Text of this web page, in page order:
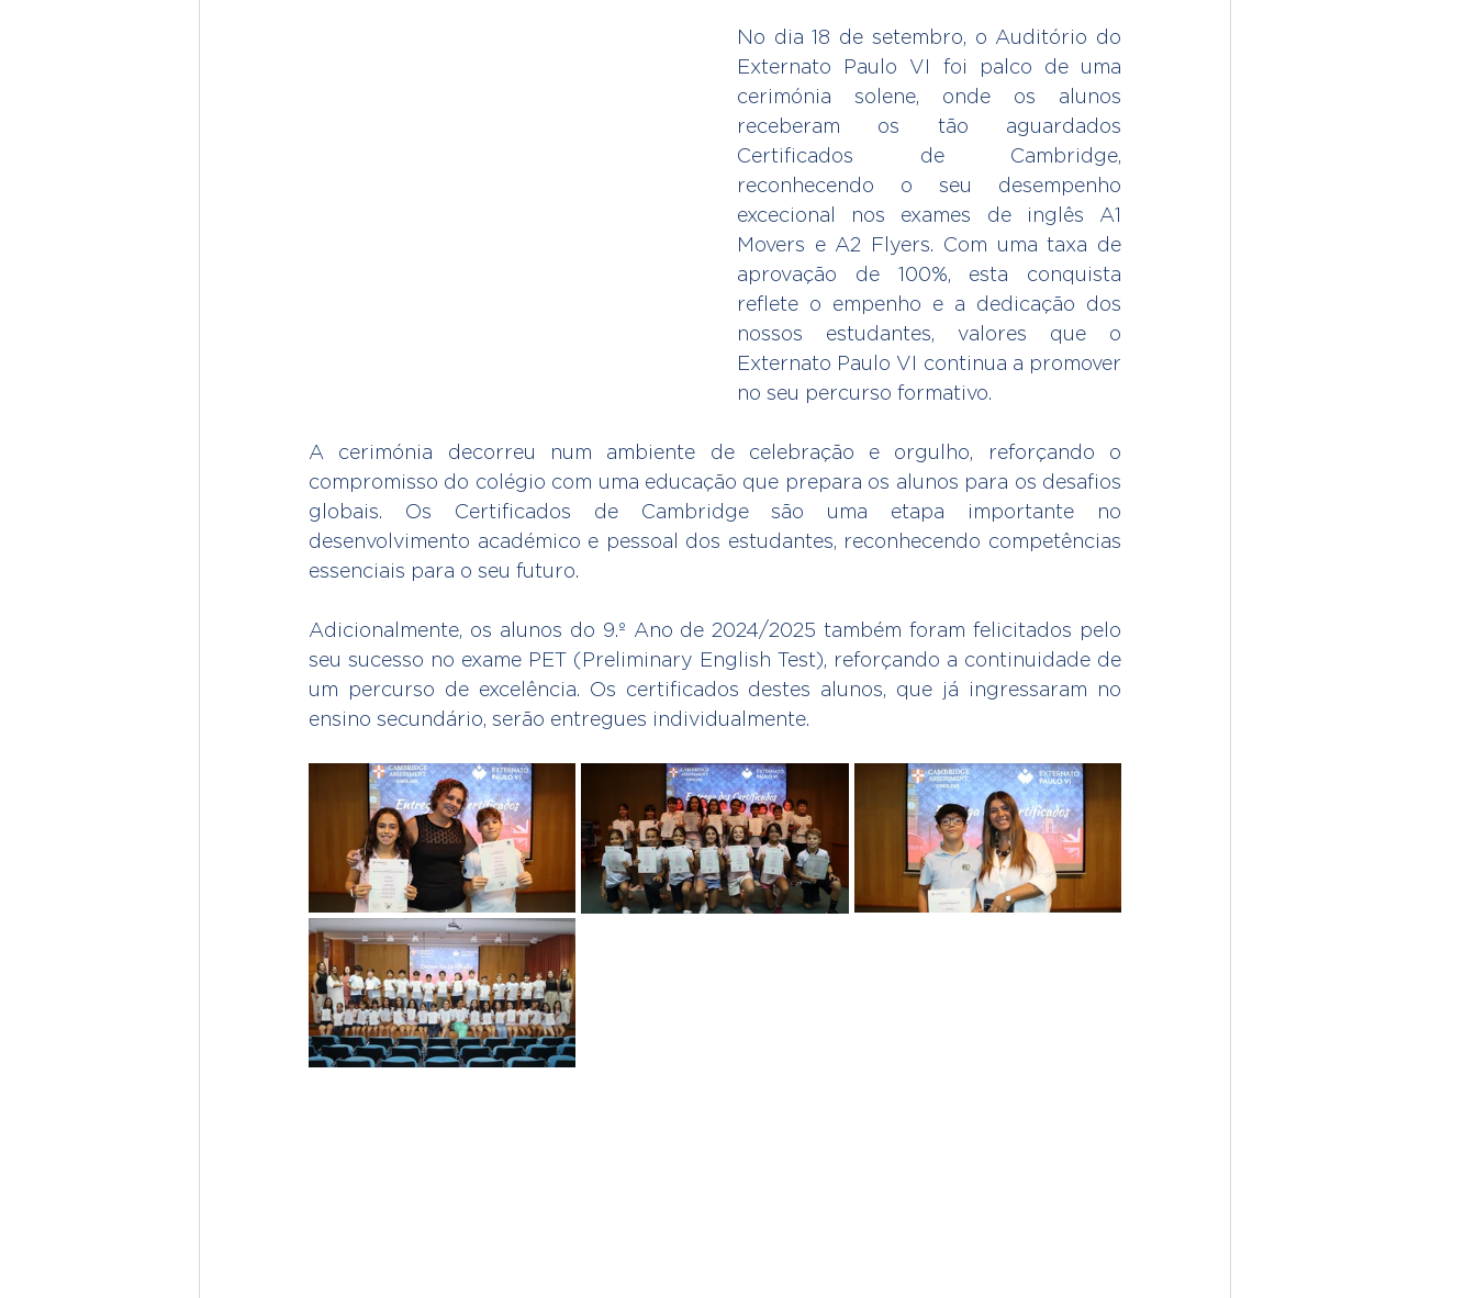
No dia 18 de setembro, o Auditório do
Externato Paulo VI foi palco de uma
cerimónia solene, onde os alunos
receberam os tão aguardados
Certificados de Cambridge,
reconhecendo o seu desempenho
excecional nos exames de inglês A1
Movers e A2 Flyers. Com uma taxa de
aprovação de 100%, esta conquista
reflete o empenho e a dedicação dos
nossos estudantes, valores que o
Externato Paulo VI continua a promover
no seu percurso formativo.
A cerimónia decorreu num ambiente de celebração e orgulho, reforçando o
compromisso do colégio com uma educação que prepara os alunos para os desafios
globais. Os Certificados de Cambridge são uma etapa importante no
desenvolvimento académico e pessoal dos estudantes, reconhecendo competências
essenciais para o seu futuro.
Adicionalmente, os alunos do 9.º Ano de 2024/2025 também foram felicitados pelo
seu sucesso no exame PET (Preliminary English Test), reforçando a continuidade de
um percurso de excelência. Os certificados destes alunos, que já ingressaram no
ensino secundário, serão entregues individualmente.